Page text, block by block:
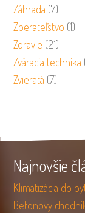
Záhrada (7)
Zberateľstvo (1)
Zdravie (21)
Zváracia technika
Zvieratá (7)
Najnovšie
Klimatizácia do
Betonovy